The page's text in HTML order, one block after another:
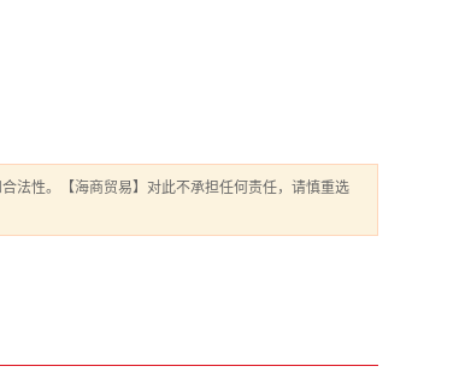
法性。【海商贸易】对此不承担任何责任，请慎重选